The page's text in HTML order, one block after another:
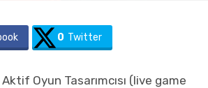
0 Twitter
Oyun Tasarımcısı (live game